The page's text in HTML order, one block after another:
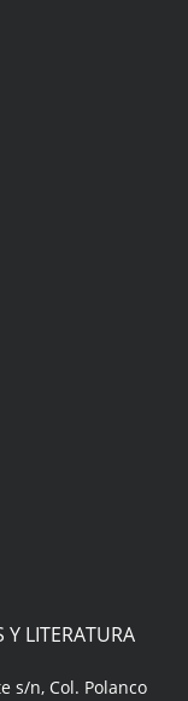
Y LITERATURA
s/n, Col. Polanco